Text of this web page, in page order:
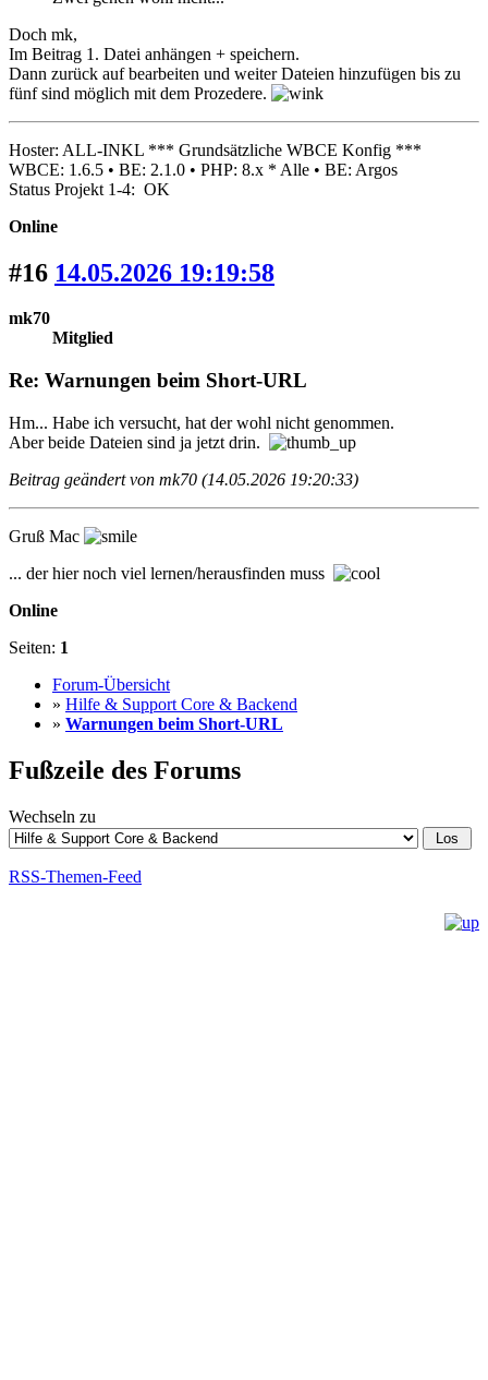
Doch mk,
Im Beitrag 1. Datei anhängen + speichern.
Dann zurück auf bearbeiten und weiter Dateien hinzufügen bis zu
fünf sind möglich mit dem Prozedere.
Hoster: ALL-INKL *** Grundsätzliche WBCE Konfig ***
WBCE: 1.6.5 • BE: 2.1.0 • PHP: 8.x * Alle • BE: Argos
Status Projekt 1-4: OK
Online
#16 14.05.2026 19:19:58
mk70
Mitglied
Re: Warnungen beim Short-URL
Hm... Habe ich versucht, hat der wohl nicht genommen.
Aber beide Dateien sind ja jetzt drin.
Beitrag geändert von mk70 (14.05.2026 19:20:33)
Gruß Mac
... der hier noch viel lernen/herausfinden muss
Online
Seiten: 1
Forum-Übersicht
» Hilfe & Support Core & Backend
» Warnungen beim Short-URL
Fußzeile des Forums
Wechseln zu
RSS-Themen-Feed